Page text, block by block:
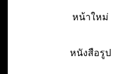
หน้าใหม่
หนังสือรูป